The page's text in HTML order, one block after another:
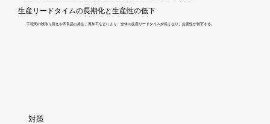
生産リードタイムの長期化と生産性の低下
工程間の段取り替えや不良品の発生、再加工などにより、全体の生産リードタイムが長くなり、生産性が低下する。
​対策